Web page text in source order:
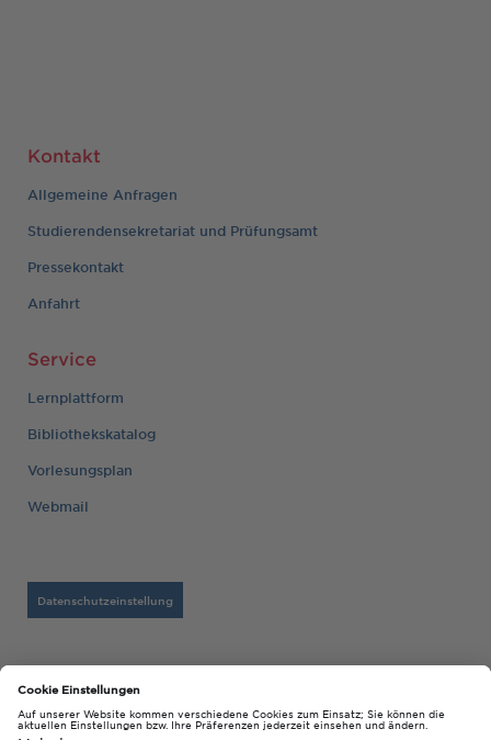
Kontakt
Allgemeine Anfragen
Studierendensekretariat und Prüfungsamt
Pressekontakt
Anfahrt
Service
Lernplattform
Bibliothekskatalog
Vorlesungsplan
Webmail
Datenschutzeinstellung